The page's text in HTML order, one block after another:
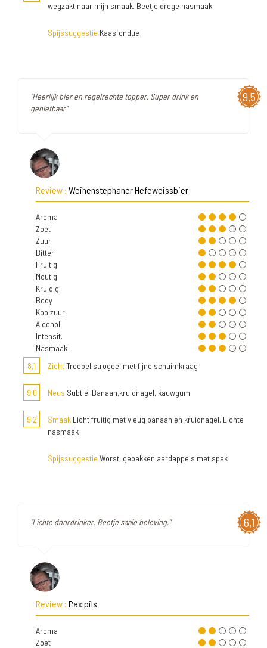
wegzakt naar mijn smaak. Beetje droge nasmaak
Spijssuggestie Kaasfondue
9,5
"Heerlijk bier en regelrechte topper. Super drink en
genietbaar"
Review : Weihenstephaner Hefeweissbier
Aroma
Zoet
Zuur
Bitter
Fruitig
Moutig
Kruidig
Body
Koolzuur
Alcohol
Intensit.
Nasmaak
8,1
ZichtTroebel strogeel met fijne schuimkraag
9,0 Neus Subtiel Banaan,kruidnagel, kauwgum
9,2 Smaak Licht fruitig met vleug banaan en kruidnagel. Lichte
nasmaak
Spijssuggestie Worst, gebakken aardappels met spek
6,1
"Lichte doordrinker. Beetje saaie beleving."
Review : Pax pils
Aroma
Zoet